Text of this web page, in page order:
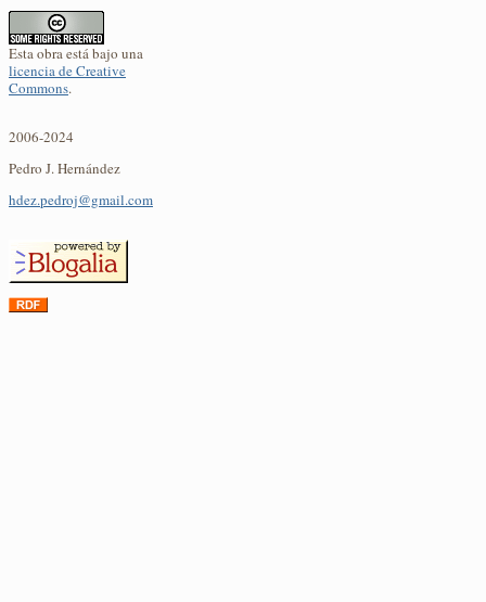
Esta obra está bajo una
licencia de Creative
Commons.
2006-2024
Pedro J. Hernández
hdez.pedroj@gmail.com